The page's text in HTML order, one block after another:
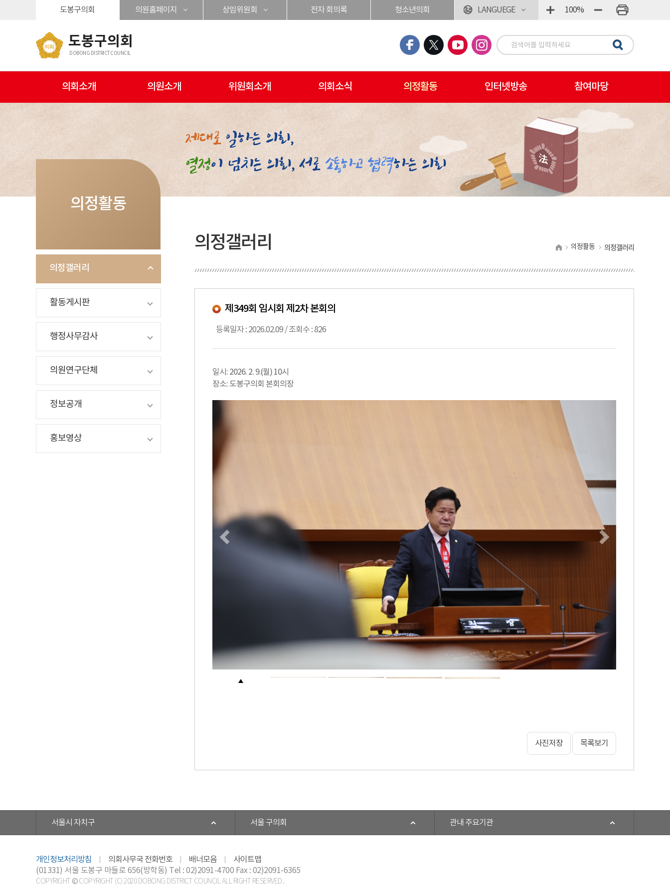
도봉구의회 의원홈페이지 상임위원회 전자 회의록 청소년의회 LANGUEGE 100%
도봉구의회
DOBONG DISTRICT COUNCIL
의회소개 의원소개 위원회소개 의회소식 의정활동 인터넷방송 참여마당
의정활동
의정갤러리
활동게시판
행정사무감사
의원연구단체
정보공개
홍보영상
의정갤러리 의정활동 의정갤러리
제349회 임시회 제2차 본회의
등록일자 : 2026.02.09 / 조회수 : 826
일시: 2026. 2. 9.(월) 10시
장소: 도봉구의회 본회의장
목록보기
사진저장
서울시 자치구 서울 구의회 관내 주요기관
개인정보처리방침 의회사무국 전화번호 배너모음
사이트맵
(01331) 서울 도봉구 마들로 656(방학동)
Tel : 02)2091-4700 Fax : 02)2091-6365
COPYRIGHT © COPYRIGHT (C) 2020 DOBONG DISTRICT COUNCIL ALL RIGHT RESERVED..